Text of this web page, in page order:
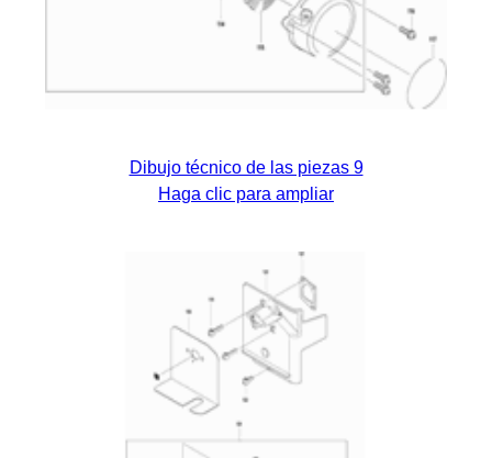
Dibujo técnico de las piezas 9
Haga clic para ampliar